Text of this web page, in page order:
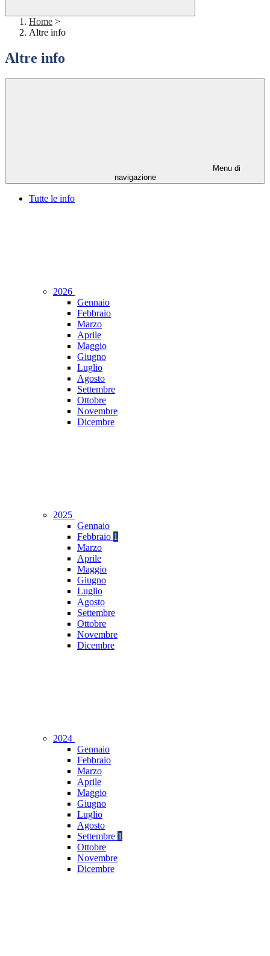
Home >
Altre info
Altre info
Menu di
navigazione
Tutte le info
2026
Gennaio
Febbraio
Marzo
Aprile
Maggio
Giugno
Luglio
Agosto
Settembre
Ottobre
Novembre
Dicembre
2025
Gennaio
Febbraio 1
Marzo
Aprile
Maggio
Giugno
Luglio
Agosto
Settembre
Ottobre
Novembre
Dicembre
2024
Gennaio
Febbraio
Marzo
Aprile
Maggio
Giugno
Luglio
Agosto
Settembre 1
Ottobre
Novembre
Dicembre